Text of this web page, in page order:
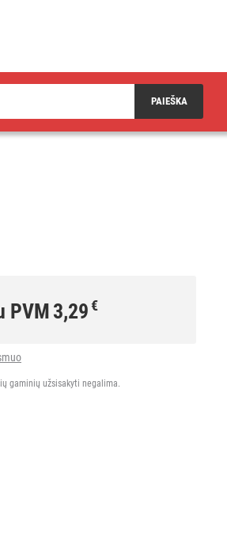
PAIEŠKA
PVM 3,29€
gaminių užsisakyti negalima.